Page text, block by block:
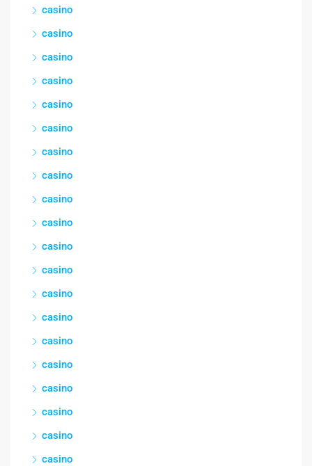
casino
casino
casino
casino
casino
casino
casino
casino
casino
casino
casino
casino
casino
casino
casino
casino
casino
casino
casino
casino